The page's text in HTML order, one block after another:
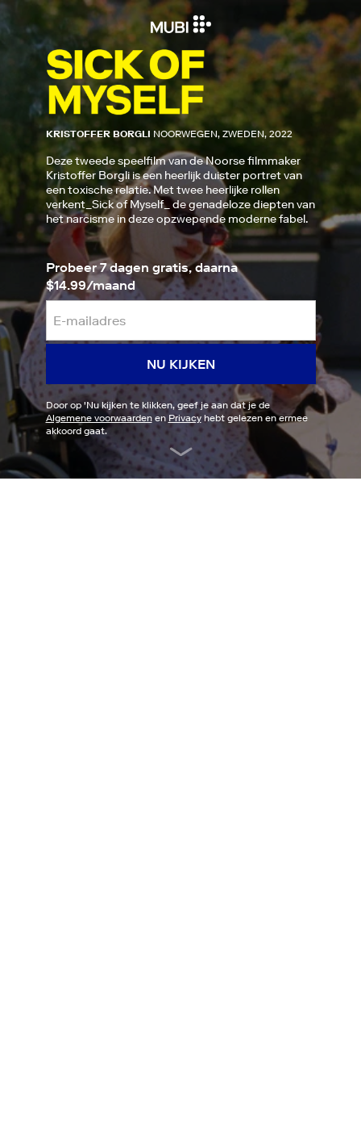
KRISTOFFER BORGLI NOORWEGEN, ZWEDEN, 2022
Deze tweede speelfilm van de Noorse filmmaker
Kristoffer Borgli is een heerlijk duister portret van
een toxische relatie. Met twee heerlijke rollen
verkent_Sick of Myself_ de genadeloze diepten van
het narcisme in deze opzwepende moderne fabel.
Probeer 7 dagen gratis, daarna
$14.99/maand
NU KIJKEN
Door op 'Nu kijkente klikken, geef je aan dat je de
Algemene voorwaardenen Privacyhebt gelezen en ermee
akkoord gaat.